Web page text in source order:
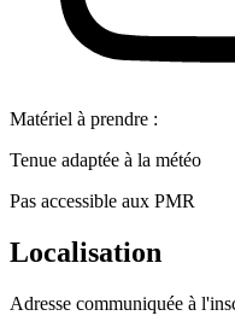
Matériel à prendre :
Tenue adaptée à la météo
Pas accessible aux PMR
Localisation
Adresse communiquée à